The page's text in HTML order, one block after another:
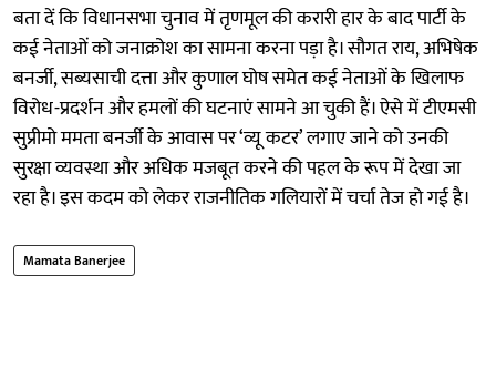
बता दें कि विधानसभा चुनाव में तृणमूल की करारी हार के बाद पार्टी के
कई नेताओं को जनाक्रोश का सामना करना पड़ा है। सौगत राय, अभिषेक
बनर्जी, सब्यसाची दत्ता और कुणाल घोष समेत कई नेताओं के खिलाफ
विरोध-प्रदर्शन और हमलों की घटनाएं सामने आ चुकी हैं। ऐसे में टीएमसी
सुप्रीमो ममता बनर्जी के आवास पर ‘व्यू कटर’ लगाए जाने को उनकी
सुरक्षा व्यवस्था और अधिक मजबूत करने की पहल के रूप में देखा जा
रहा है। इस कदम को लेकर राजनीतिक गलियारों में चर्चा तेज हो गई है।
Mamata Banerjee